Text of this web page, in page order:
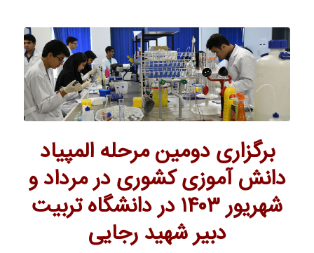
برگزاری دومین مرحله المپیاد
دانش آموزی کشوری در مرداد و
شهریور ۱۴۰۳ در دانشگاه تربیت
دبیر شهید رجایی